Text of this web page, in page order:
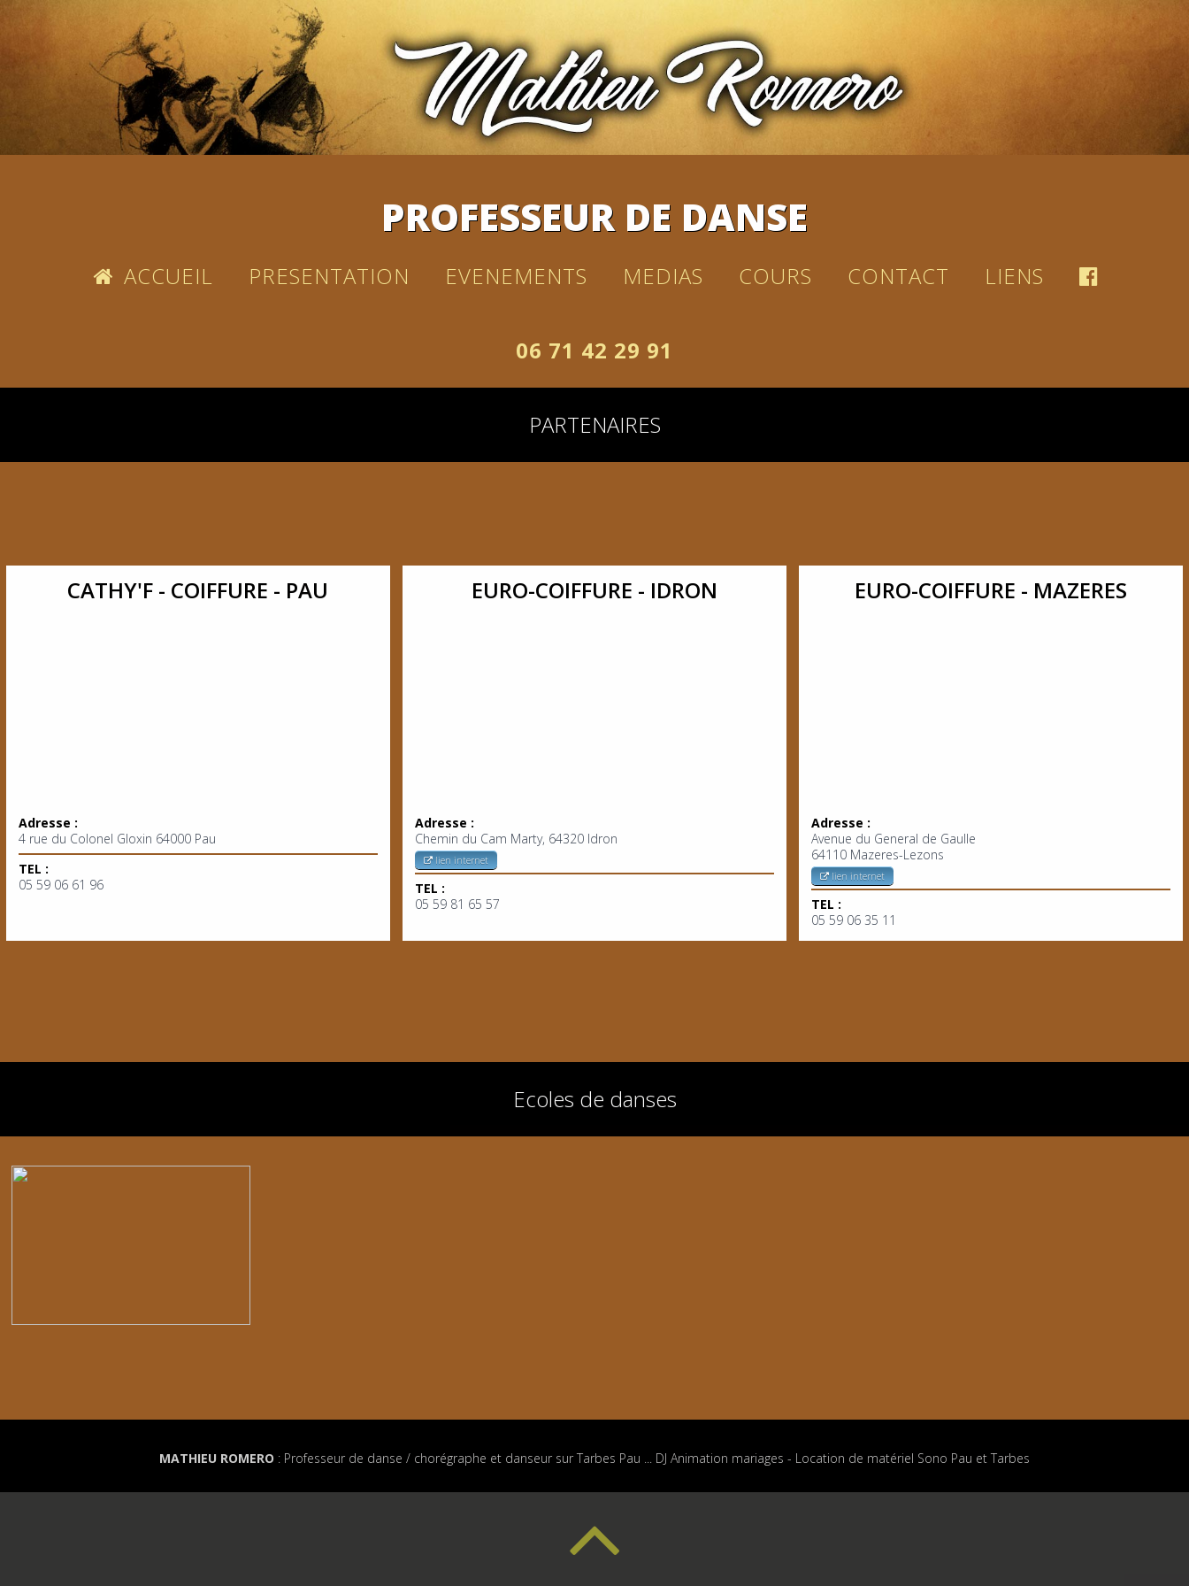
PROFESSEUR DE DANSE
ACCUEIL PRESENTATION EVENEMENTS MEDIAS COURS CONTACT LIENS
06 71 42 29 91
PARTENAIRES
CATHY'F - COIFFURE - PAU
Adresse :
4 rue du Colonel Gloxin 64000 Pau
TEL :
05 59 06 61 96
EURO-COIFFURE - IDRON
Adresse :
Chemin du Cam Marty, 64320 Idron
lien internet
TEL :
05 59 81 65 57
EURO-COIFFURE - MAZERES
Adresse :
Avenue du General de Gaulle
64110 Mazeres-Lezons
lien internet
TEL :
05 59 06 35 11
Ecoles de danses
MATHIEU ROMERO : Professeur de danse / chorégraphe et danseur sur Tarbes Pau ... DJ Animation mariages - Location de matériel Sono Pau et Tarbes